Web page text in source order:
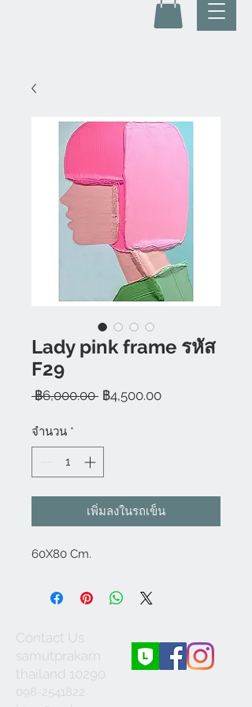
Lady pink frame รหัส
F29
฿6,000.00 ราคา
฿4,500.00ราคา
จำนวน *
เพิ่มลงในรถเข็น
60X80 Cm.
Contact Us
samutprakarn
thailand 10290
098-2541822